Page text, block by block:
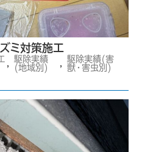
ミ対策施工
駆除実績
(地域別)
駆除実績(害
獣・害虫別)